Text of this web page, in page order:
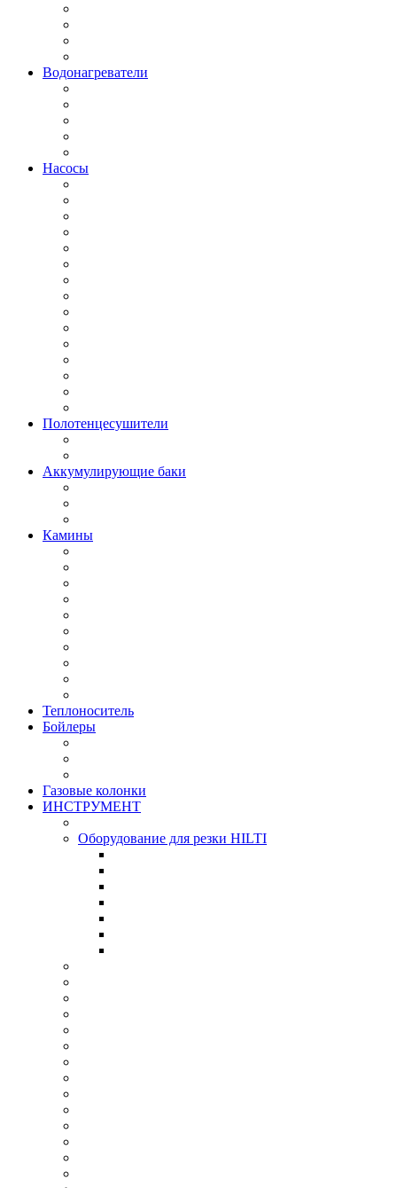
Водонагреватели
Насосы
Полотенцесушители
Аккумулирующие баки
Камины
Теплоноситель
Бойлеры
Газовые колонки
ИНСТРУМЕНТ
Оборудование для резки HILTI